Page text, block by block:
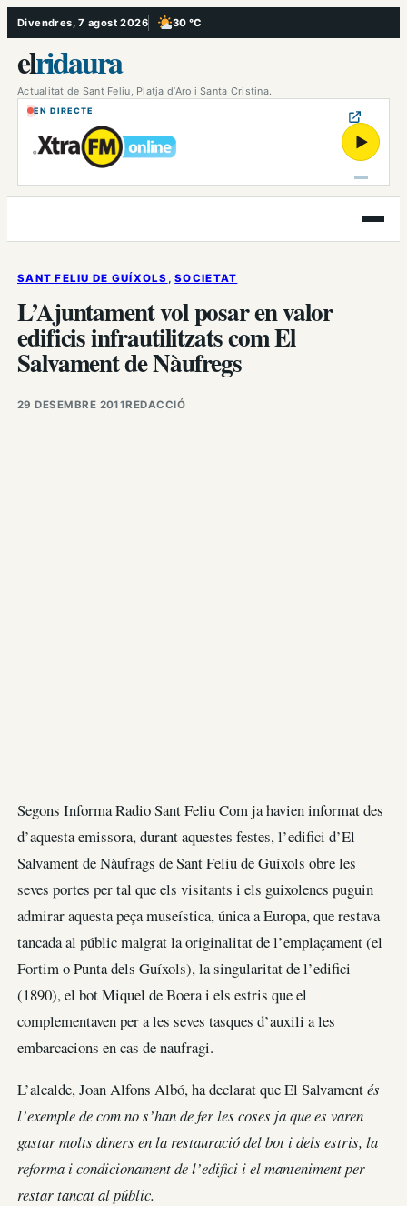
Vés
al
contingut
Divendres, 7 agost 2026 30 °C
, Poc ennuvolat
elridaura
Actualitat de Sant Feliu, Platja d’Aro i Santa Cristina.
EN DIRECTE
▶
Obre
el
SANT FELIU DE GUÍXOLS , SOCIETAT
L’Ajuntament vol posar en valor
edificis infrautilitzats com El
Salvament de Nàufregs
29 DESEMBRE 2011REDACCIÓ
Segons Informa Radio Sant Feliu Com ja havien informat des
d’aquesta emissora, durant aquestes festes, l’edifici d’El
Salvament de Nàufrags de Sant Feliu de Guíxols obre les
seves portes per tal que els visitants i els guixolencs puguin
admirar aquesta peça museística, única a Europa, que restava
tancada al públic malgrat la originalitat de l’emplaçament (el
Fortim o Punta dels Guíxols), la singularitat de l’edifici
(1890), el bot Miquel de Boera i els estris que el
complementaven per a les seves tasques d’auxili a les
embarcacions en cas de naufragi.
L’alcalde, Joan Alfons Albó, ha declarat que El Salvamentés
l’exemple de com no s’han de fer les coses ja que es varen
gastar molts diners en la restauració del bot i dels estris, la
reforma i condicionament de l’edifici i el manteniment per
restar tancat al públic.